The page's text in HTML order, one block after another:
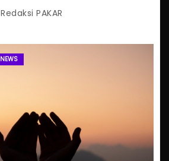
Redaksi PAKAR
NEWS